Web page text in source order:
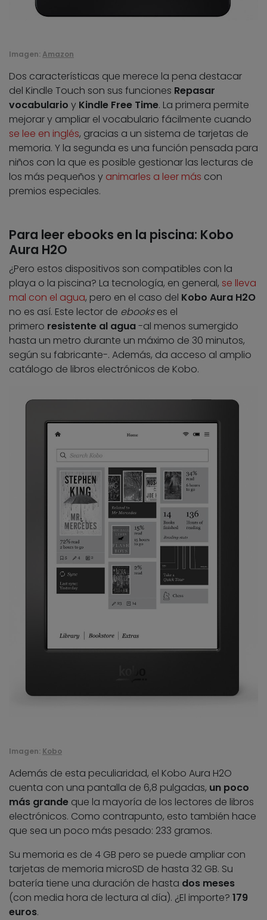
Imagen: Amazon
Dos características que merece la pena destacar
del Kindle Touch son sus funciones Repasar
vocabulario y Kindle Free Time. La primera permite
mejorar y ampliar el vocabulario fácilmente cuando
se lee en inglés, gracias a un sistema de tarjetas de
memoria. Y la segunda es una función pensada para
niños con la que es posible gestionar las lecturas de
los más pequeños y animarles a leer más con
premios especiales.
Para leer ebooks en la piscina: Kobo
Aura H2O
¿Pero estos dispositivos son compatibles con la
playa o la piscina? La tecnología, en general, se lleva
mal con el agua, pero en el caso del Kobo Aura H2O
no es así. Este lector de ebookses el
primero resistente al agua-al menos sumergido
hasta un metro durante un máximo de 30 minutos,
según su fabricante-. Además, da acceso al amplio
catálogo de libros electrónicos de Kobo.
Imagen: Kobo
Además de esta peculiaridad, el Kobo Aura H2O
cuenta con una pantalla de 6,8 pulgadas, un poco
más grande que la mayoría de los lectores de libros
electrónicos. Como contrapunto, esto también hace
que sea un poco más pesado: 233 gramos.
Su memoria es de 4 GB pero se puede ampliar con
tarjetas de memoria microSD de hasta 32 GB. Su
batería tiene una duración de hasta dos meses
(con media hora de lectura al día). ¿El importe? 179
euros.